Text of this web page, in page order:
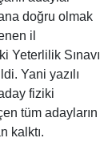
doğru olmak
il
Yeterlilik Sınavı
Yani yazılı
fiziki
tüm adayların
kalktı.